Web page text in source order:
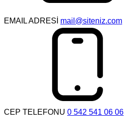
EMAIL ADRESİ mail@siteniz.com
CEP TELEFONU 0 542 541 06 06